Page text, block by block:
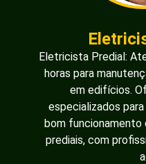
Eletricista Predial:
horas para
em edifícios.
especializados
bom
prediais, com